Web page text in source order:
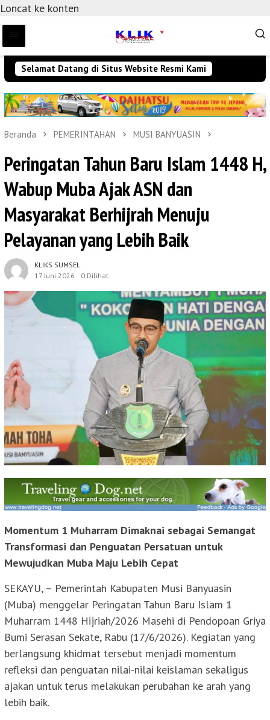
Loncat ke konten
Selamat Datang di Situs Website Resmi Kami
Beranda PEMERINTAHAN MUSI BANYUASIN
Peringatan Tahun Baru Islam 1448 H,
Wabup Muba Ajak ASN dan
Masyarakat Berhijrah Menuju
Pelayanan yang Lebih Baik
KLIKS SUMSEL
17 Juni 2026
0 Dilihat
Momentum 1 Muharram Dimaknai sebagai Semangat
Transformasi dan Penguatan Persatuan untuk
Mewujudkan Muba Maju Lebih Cepat
SEKAYU, – Pemerintah Kabupaten Musi Banyuasin
(Muba) menggelar Peringatan Tahun Baru Islam 1
Muharram 1448 Hijriah/2026 Masehi di Pendopoan Griya
Bumi Serasan Sekate, Rabu (17/6/2026). Kegiatan yang
berlangsung khidmat tersebut menjadi momentum
refleksi dan penguatan nilai-nilai keislaman sekaligus
ajakan untuk terus melakukan perubahan ke arah yang
lebih baik.